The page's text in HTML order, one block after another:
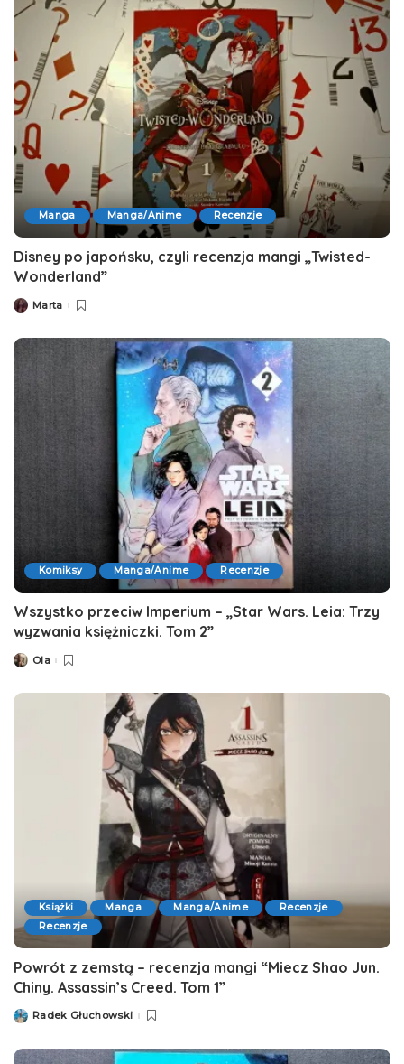
Manga Manga/Anime Recenzje
Disney po japońsku, czyli recenzja mangi „Twisted-
Wonderland”
Posted
Marta
Komiksy Manga/Anime Recenzje
Wszystko przeciw Imperium – „Star Wars. Leia: Trzy
wyzwania księżniczki. Tom 2”
Posted
Ola
Książki Manga Manga/Anime
Recenzje
Recenzje
Powrót z zemstą – recenzja mangi “Miecz Shao Jun.
Chiny. Assassin’s Creed. Tom 1”
PostedRadek Głuchowski